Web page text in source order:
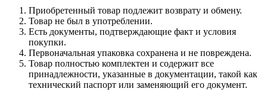
Приобретенный товар подлежит возврату и обмену.
Товар не был в употреблении.
Есть документы, подтверждающие факт и условия
покупки.
Первоначальная упаковка сохранена и не повреждена.
Товар полностью комплектен и содержит все
принадлежности, указанные в документации, такой как
технический паспорт или заменяющий его документ.